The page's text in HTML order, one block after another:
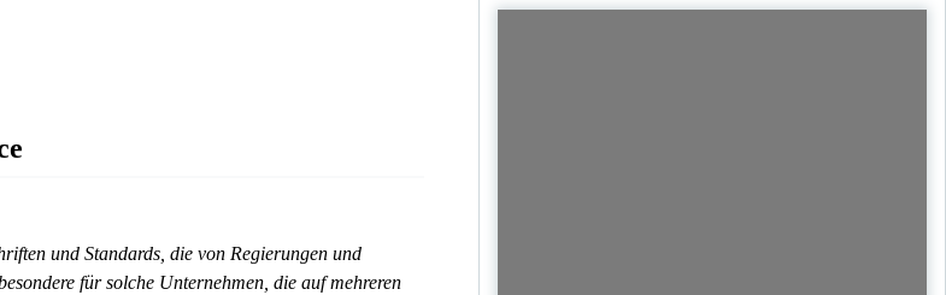
und Standards, die von Regierungen und
für solche Unternehmen, die auf mehreren